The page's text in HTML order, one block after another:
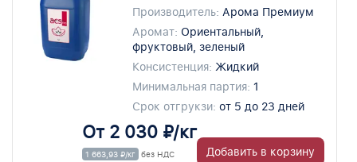
Производитель: Арома Премиум
Аромат: Ориентальный,
фруктовый, зеленый
Консистенция: Жидкий
Минимальная партия: 1
Срок отгрукзи: от 5 до 23 дней
От 2 030 ₽/кг
1 663,93 ₽/кг без НДС Добавить в корзину